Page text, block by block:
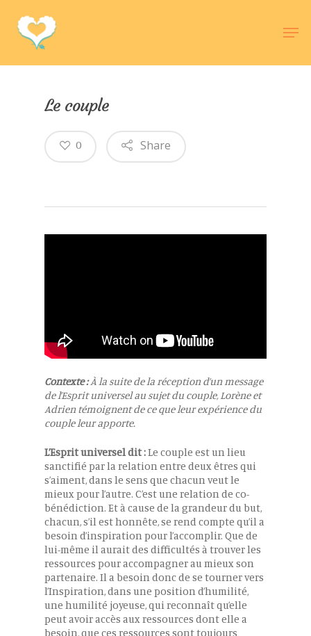
Le couple
Share
0
Contexte :À la suite de la réception d’un message
de l’Esprit universel au sujet du couple, Lorène et
Adrien témoignent de ce que leur expérience du
couple leur apporte.
L’Esprit universel dit :Le couple est un lieu
sanctifié par la relation entre deux êtres qui
s’aiment, dans le sens que chacun veut le
mieux pour l’autre. C’est une relation de co-
bénédiction. Et à cause de la grandeur du but,
chacun, s’il est honnête, se rend compte qu’il a
besoin d’inspiration pour l’accomplir. Que de
lui-même il aurait des difficultés à trouver les
ressources pour accompagner au mieux son
partenaire. Il a besoin donc de se tourner vers
l’Inspiration, dans une position d’humilité,
une humilité joyeuse, qui reconnaît qu’elle
peut avoir accès aux ressources dont elle a
besoin, que ces ressources sont toujours